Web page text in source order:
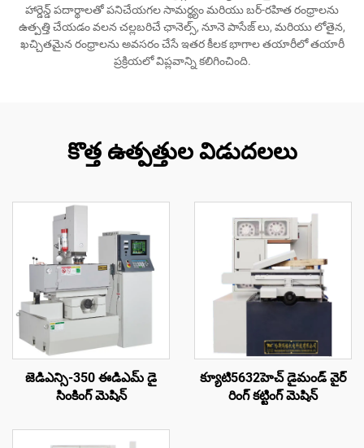
హార్డెన్డ్ పదార్థాలతో పనిచేయగల సామర్థ్యం మరియు బర్-రహిత రంధ్రాలను
ఉత్పత్తి చేయడం వలన చల్లబరిచే ఛానెల్స్, నూనె పాసేజ్ లు, మరియు లోతైన,
ఖచ్చితమైన రంధ్రాలను అవసరం చేసే ఇతర కీలక భాగాల తయారీలో తయారీ
ప్రక్రియలో విప్లవాన్ని కలిగించింది.
కొత్త ఉత్పత్తుల విడుదలలు
జెడిఎన్సి-350 ఈడిఎమ్ డై
సింకింగ్ మెషిన్
క్యూటి5632హెచ్ డైమండ్ వైర్
రింగ్ కట్టింగ్ మెషిన్